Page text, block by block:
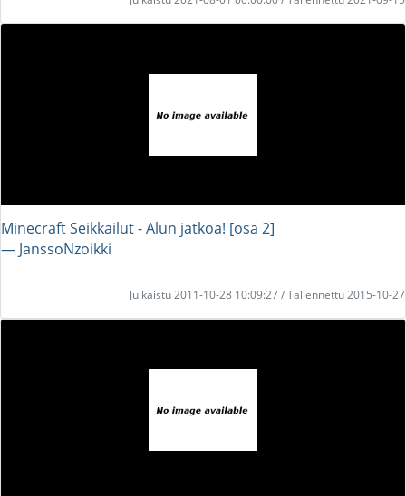
Minecraft Seikkailut - Alun jatkoa! [osa 2]
― JanssoNzoikki
Julkaistu 2011-10-28 10:09:27 / Tallennettu 2015-10-27